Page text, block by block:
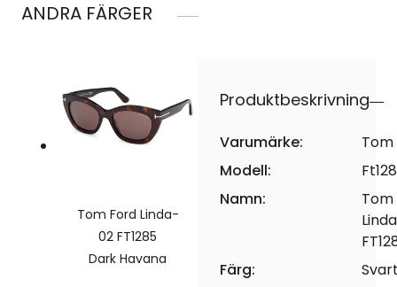
ANDRA FÄRGER
Tom Ford Linda-
02 FT1285
Dark Havana
Produktbeskrivning
Varumärke:
Modell:
Namn:
Färg: